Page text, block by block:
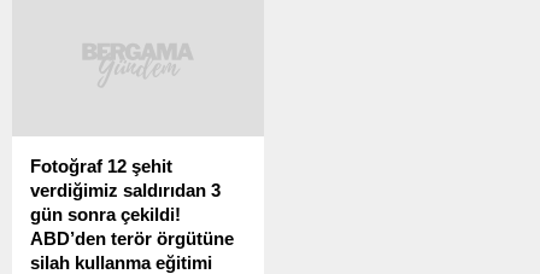
Uzay İstasyonu’ndan çıkış
yaptı. Axiom-3 ekibi yaklaşık
ardından Florida açıklarına
iniş yaptı. Gezeravcı’nın bir
hafta gözlem altında
tutulması ve adaptasyon
sürecinin
tamamlanması bekleniyor.
Fotoğraf 12 şehit
verdiğimiz saldırıdan 3
gün sonra çekildi!
ABD’den terör örgütüne
silah kullanma eğitimi